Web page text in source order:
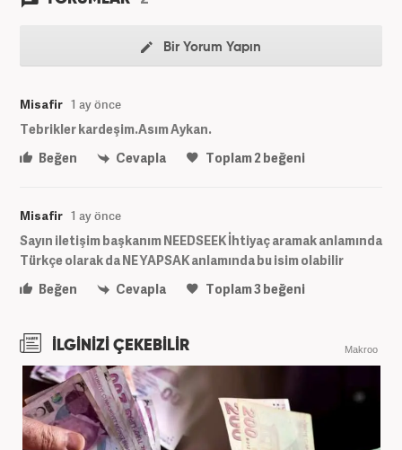
Bir Yorum Yapın
Misafir 1 ay önce
Tebrikler kardeşim.Asım Aykan.
Beğen
Cevapla Toplam2 beğeni
Misafir 1 ay önce
Sayın iletişim başkanım NEEDSEEK İhtiyaç aramak anlamında
Türkçe olarak da NE YAPSAK anlamında bu isim olabilir
Beğen
Cevapla Toplam3beğeni
İLGİNİZİ ÇEKEBİLİR Makroo